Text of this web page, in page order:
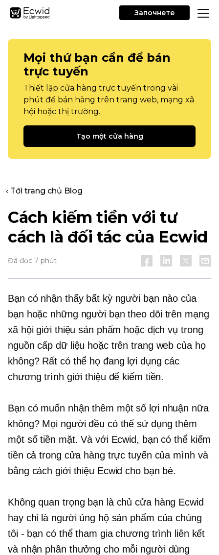
Започнете
Mọi thứ bạn cần để bán
trực tuyến
Thiết lập cửa hàng trực tuyến trong vài
phút để bán hàng trên trang web, mạng xã
hội hoặc thị trường.
Tạo một cửa hàng
‹ Tới trang chủ Blog
Cách kiếm tiền với tư
cách là đối tác của Ecwid
Đã đọc 7 phút
Bạn có nhận thấy bất kỳ người bạn nào của
bạn hoặc những người bạn theo dõi trên mạng
xã hội giới thiệu sản phẩm hoặc dịch vụ trong
nguồn cấp dữ liệu hoặc trên trang web của họ
không? Rất có thể họ đang lợi dụng các
chương trình giới thiệu để kiếm tiền.
Bạn có muốn nhận thêm một số lợi nhuận nữa
không? Mọi người đều có thể sử dụng thêm
một số tiền mặt. Và với Ecwid, bạn có thể kiếm
tiền cả trong cửa hàng trực tuyến của mình và
bằng cách giới thiệu Ecwid cho bạn bè.
Không quan trọng bạn là chủ cửa hàng Ecwid
hay chỉ là người ủng hộ sản phẩm của chúng
tôi - bạn có thể tham gia chương trình liên kết
và nhận phần thưởng cho mỗi người dùng